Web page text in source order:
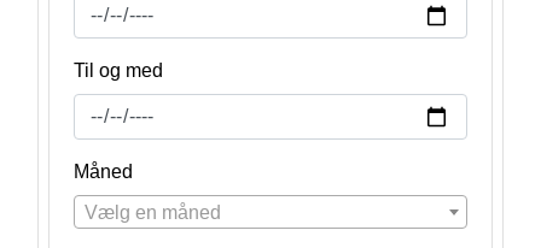
Til og med
Måned
Vælg en måned